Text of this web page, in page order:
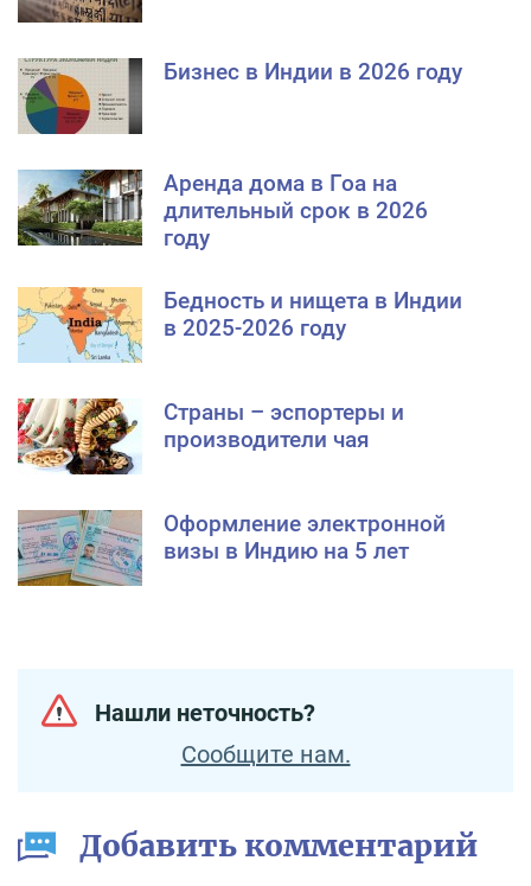
Бизнес в Индии в 2026 году
Аренда дома в Гоа на
длительный срок в 2026
году
Бедность и нищета в Индии
в 2025-2026 году
Страны – эспортеры и
производители чая
Оформление электронной
визы в Индию на 5 лет
Нашли неточность?
Сообщите нам.
Добавить комментарий